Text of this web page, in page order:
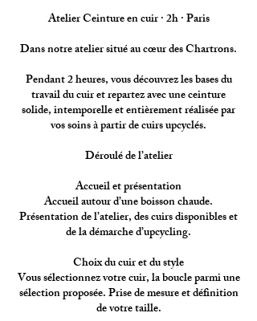
Atelier Ceinture en cuir · 2h · Paris
Dans notre atelier situé au cœur des Chartrons.
Pendant 2 heures, vous découvrez les bases du
travail du cuir et repartez avec une ceinture
solide, intemporelle et entièrement réalisée par
vos soins à partir de cuirs upcyclés.
Déroulé de l’atelier
Accueil et présentation
Accueil autour d’une boisson chaude.
Présentation de l’atelier, des cuirs disponibles et
de la démarche d’upcycling.
Choix du cuir et du style
Vous sélectionnez votre cuir, la boucle parmi une
sélection proposée. Prise de mesure et définition
de votre taille.